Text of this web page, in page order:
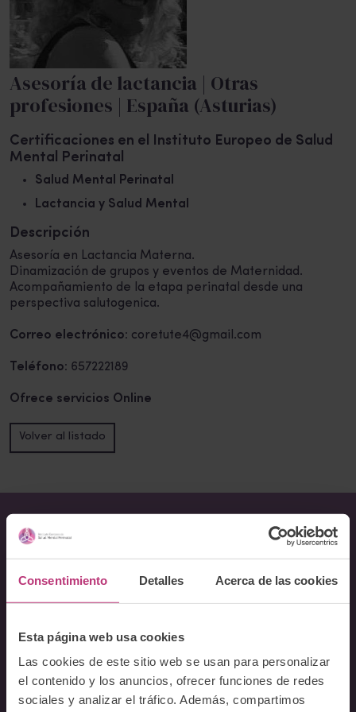
Consentimiento Detalles Acerca de las cookies
Esta página web usa cookies
Las cookies de este sitio web se usan para personalizar
el contenido y los anuncios, ofrecer funciones de redes
sociales y analizar el tráfico. Además, compartimos
Asesoría de lactancia | Otras
profesiones | España (Asturias)
Certificaciones en el Instituto Europeo de Salud
Mental Perinatal
Salud Mental Perinatal
Lactancia y Salud Mental
Descripción
Asesoría en Lactancia Materna.
Dinamización de grupos y eventos de Maternidad.
Acompañamiento de la etapa perinatal desde una
perspectiva salutogenica.
Correo electrónico: coretute4@gmail.com
Teléfono: 657222189
Ofrece servicios Online
Volver al listado
Acerca del Instituto
Equipo
Cursos